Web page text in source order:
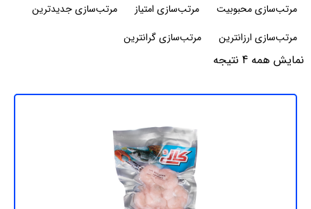
نمایش همه 4 نتیجه
مرتب‌سازی محبوبیت
مرتب‌سازی امتیاز
مرتب‌سازی جدیدترین
مرتب‌سازی ارزانترین
مرتب‌سازی گرانترین